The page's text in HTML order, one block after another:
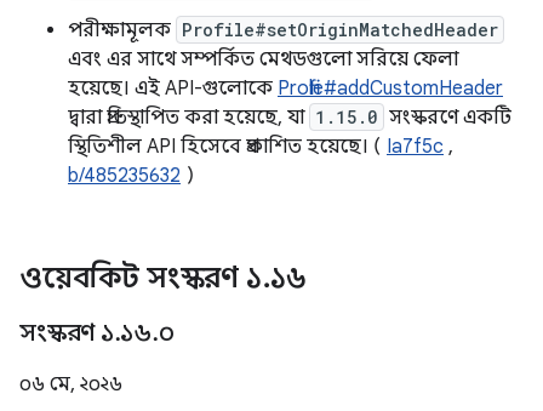
পরীক্ষামূলক Profile#setOriginMatchedHeader
এবং এর সাথে সম্পর্কিত মেথডগুলো সরিয়ে ফেলা
হয়েছে। এই API-গুলোকে Profile#addCustomHeader
দ্বারা প্রতিস্থাপিত করা হয়েছে, যা 1.15.0 সংস্করণে একটি
স্থিতিশীল API হিসেবে প্রকাশিত হয়েছে। ( Ia7f5c ,
b/485235632 )
ওয়েবকিট সংস্করণ ১.১৬
সংস্করণ ১.১৬.০
০৬ মে, ২০২৬